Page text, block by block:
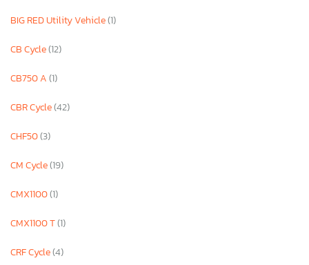
BIG RED Utility Vehicle(1)
CB Cycle(12)
CB750 A(1)
CBR Cycle(42)
CHF50(3)
CM Cycle(19)
CMX1100(1)
CMX1100 T(1)
CRF Cycle(4)